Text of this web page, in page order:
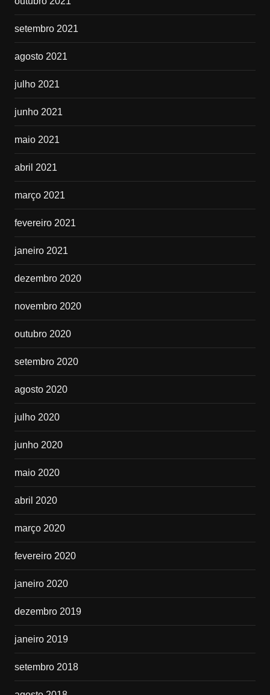
setembro 2021
agosto 2021
julho 2021
junho 2021
maio 2021
abril 2021
março 2021
fevereiro 2021
janeiro 2021
dezembro 2020
novembro 2020
outubro 2020
setembro 2020
agosto 2020
julho 2020
junho 2020
maio 2020
abril 2020
março 2020
fevereiro 2020
janeiro 2020
dezembro 2019
janeiro 2019
setembro 2018